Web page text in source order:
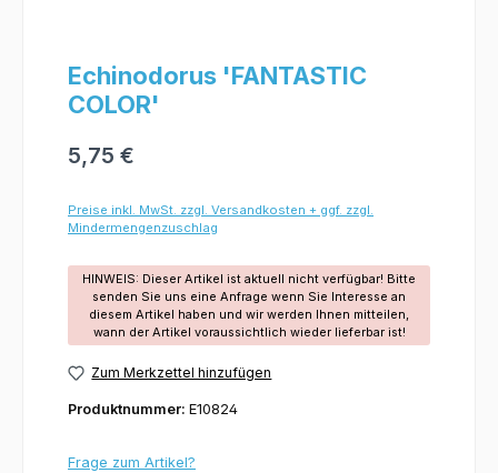
Echinodorus 'FANTASTIC
COLOR'
5,75 €
Preise inkl. MwSt. zzgl. Versandkosten + ggf. zzgl.
Mindermengenzuschlag
HINWEIS: Dieser Artikel ist aktuell nicht verfügbar! Bitte
senden Sie uns eine Anfrage wenn Sie Interesse an
diesem Artikel haben und wir werden Ihnen mitteilen,
wann der Artikel voraussichtlich wieder lieferbar ist!
Zum Merkzettel hinzufügen
Produktnummer: E10824
Frage zum Artikel?